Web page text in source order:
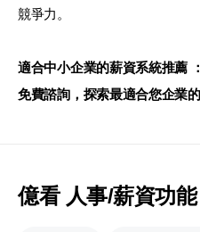
競爭力。
適合中小企業的薪資系統推薦
免費諮詢，探索最適合您企業
億看 人事/薪資功